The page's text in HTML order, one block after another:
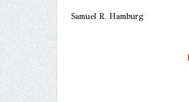
Samuel R. Hamburg